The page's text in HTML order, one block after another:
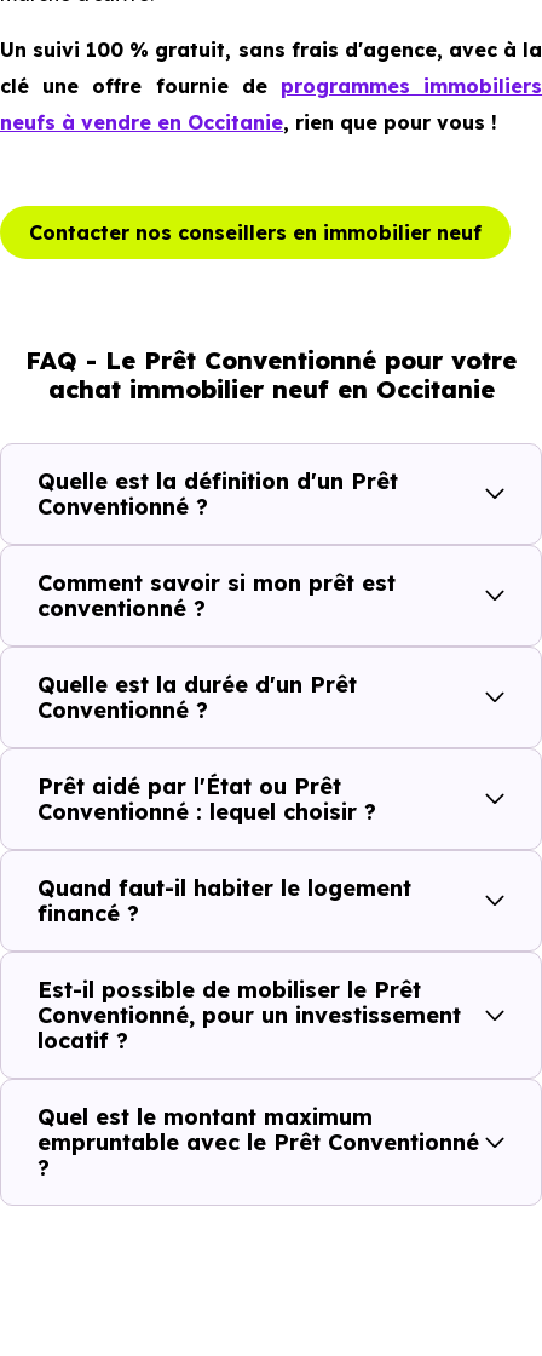
Un suivi 100 % gratuit, sans frais d'agence, avec à la
clé une offre fournie de programmes immobiliers
neufs à vendre en Occitanie, rien que pour vous !
Contacter nos conseillers en immobilier neuf
FAQ - Le Prêt Conventionné pour votre
achat immobilier neuf en Occitanie
Quelle est la définition d'un Prêt
Conventionné ?
Comment savoir si mon prêt est
conventionné ?
Quelle est la durée d'un Prêt
Conventionné ?
Prêt aidé par l'État ou Prêt
Conventionné : lequel choisir ?
Quand faut-il habiter le logement
financé ?
Est-il possible de mobiliser le Prêt
Conventionné, pour un investissement
locatif ?
Quel est le montant maximum
empruntable avec le Prêt Conventionné
?